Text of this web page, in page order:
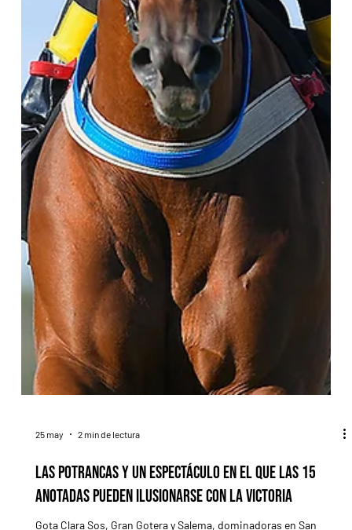
Las potrancas y un espectáculo en el que las 15